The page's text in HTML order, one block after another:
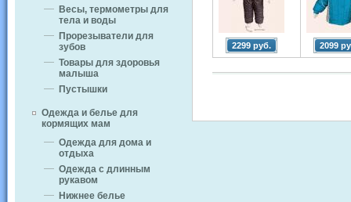
Весы, термометры для
тела и воды
Прорезыватели для
зубов
Товары для здоровья
малыша
Пустышки
Одежда и белье для
кормящих мам
Одежда для дома и
отдыха
Одежда с длинным
рукавом
Нижнее белье
2299 руб. 2099